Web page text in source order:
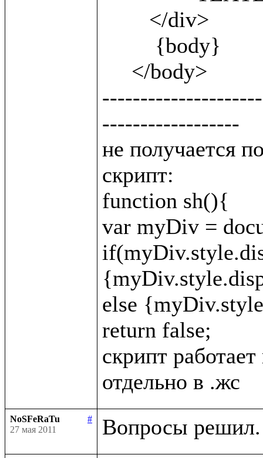
------------------
не получается
скрипт:
function sh(){
var myDiv =
else
return false;
скрипт
NoSFeRaTu
#
27 мая 2011